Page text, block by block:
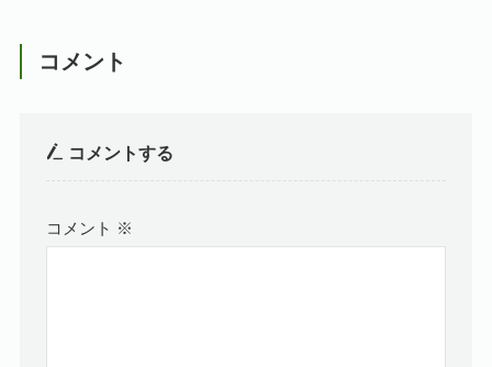
コメント
コメントする
コメント ※